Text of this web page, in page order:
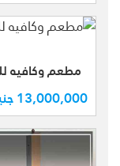
مطعم وكافيه
13,000,000 جنيه